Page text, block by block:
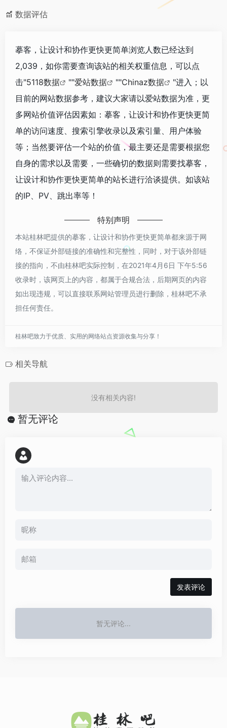
数据评估
摹客，让设计和协作更快更简单浏览人数已经达到
2,039，如你需要查询该站的相关权重信息，可以点
击"5118数据 ""爱站数据 ""Chinaz数据
"进入；以
目前的网站数据参考，建议大家请以爱站数据为准，更
多网站价值评估因素如：摹客，让设计和协作更快更简
单的访问速度、搜索引擎收录以及索引量、用户体验
等；当然要评估一个站的价值，最主要还是需要根据您
自身的需求以及需要，一些确切的数据则需要找摹客，
让设计和协作更快更简单的站长进行洽谈提供。如该站
的IP、PV、跳出率等！
特别声明
本站桂林吧提供的摹客，让设计和协作更快更简单都来源于网
络，不保证外部链接的准确性和完整性，同时，对于该外部链
接的指向，不由桂林吧实际控制，在2021年4月6日 下午5:56
收录时，该网页上的内容，都属于合规合法，后期网页的内容
如出现违规，可以直接联系网站管理员进行删除，桂林吧不承
担任何责任。
桂林吧致力于优质、实用的网络站点资源收集与分享！
相关导航
没有相关内容!
暂无评论
发表评论
暂无评论...